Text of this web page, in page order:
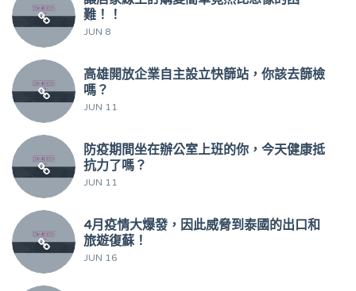
難！！
JUN 8
高雄開放企業自主設立快篩站，你該去篩檢
嗎？
JUN 11
防疫期間坐在辦公室上班的你，今天健康抵
抗力了嗎？
JUN 11
4月疫情大爆發，因此威脅到泰國的出口和
旅遊復蘇！
JUN 16